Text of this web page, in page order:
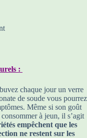
:
chaque jour un verre
de soude vous pourrez
Même si son goût
à jeun, il s’agit
empêchent que les
ne restent sur les